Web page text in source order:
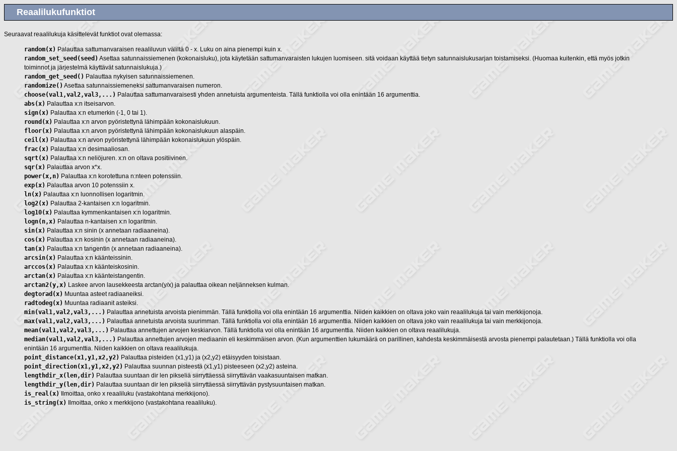
Reaalilukufunktiot
Seuraavat reaalilukuja käsittelevät funktiot ovat olemassa:
random(x) Palauttaa sattumanvaraisen reaaliluvun väliltä 0 - x. Luku on aina pienempi kuin x.
random_set_seed(seed) Asettaa satunnaissiemenen (kokonaisluku), jota käytetään sattumanvaraisten lukujen luomiseen. sitä voidaan käyttää tietyn satunnaislukusarjan toistamiseksi. (Huomaa kuitenkin, että myös jotkin
toiminnot ja järjestelmä käyttävät satunnaislukuja.)
random_get_seed() Palauttaa nykyisen satunnaissiemenen.
randomize() Asettaa satunnaissiemeneksi sattumanvaraisen numeron.
choose(val1,val2,val3,...) Palauttaa sattumanvaraisesti yhden annetuista argumenteista. Tällä funktiolla voi olla enintään 16 argumenttia.
abs(x) Palauttaa x:n itseisarvon.
sign(x) Palauttaa x:n etumerkin (-1, 0 tai 1).
round(x) Palauttaa x:n arvon pyöristettynä lähimpään kokonaislukuun.
floor(x) Palauttaa x:n arvon pyöristettynä lähimpään kokonaislukuun alaspäin.
ceil(x) Palauttaa x:n arvon pyöristettynä lähimpään kokonaislukuun ylöspäin.
frac(x) Palauttaa x:n desimaaliosan.
sqrt(x) Palauttaa x:n neliöjuren. x:n on oltava positiivinen.
sqr(x) Palauttaa arvon x*x.
power(x,n) Palauttaa x:n korotettuna n:nteen potenssiin.
exp(x) Palauttaa arvon 10 potenssiin x.
ln(x) Palauttaa x:n luonnollisen logaritmin.
log2(x) Palauttaa 2-kantaisen x:n logaritmin.
log10(x) Palauttaa kymmenkantaisen x:n logaritmin.
logn(n,x) Palauttaa n-kantaisen x:n logaritmin.
sin(x) Palauttaa x:n sinin (x annetaan radiaaneina).
cos(x) Palauttaa x:n kosinin (x annetaan radiaaneina).
tan(x) Palauttaa x:n tangentin (x annetaan radiaaneina).
arcsin(x) Palauttaa x:n käänteissinin.
arccos(x) Palauttaa x:n käänteiskosinin.
arctan(x) Palauttaa x:n käänteistangentin.
arctan2(y,x) Laskee arvon lausekkeesta arctan(y/x) ja palauttaa oikean neljänneksen kulman.
degtorad(x) Muuntaa asteet radiaaneiksi.
radtodeg(x) Muuntaa radiaanit asteiksi.
min(val1,val2,val3,...) Palauttaa annetuista arvoista pienimmän. Tällä funktiolla voi olla enintään 16 argumenttia. Niiden kaikkien on oltava joko vain reaalilukuja tai vain merkkijonoja.
max(val1,val2,val3,...) Palauttaa annetuista arvoista suurimman. Tällä funktiolla voi olla enintään 16 argumenttia. Niiden kaikkien on oltava joko vain reaalilukuja tai vain merkkijonoja.
mean(val1,val2,val3,...) Palauttaa annettujen arvojen keskiarvon. Tällä funktiolla voi olla enintään 16 argumenttia. Niiden kaikkien on oltava reaalilukuja.
median(val1,val2,val3,...) Palauttaa annettujen arvojen mediaanin eli keskimmäisen arvon. (Kun argumenttien lukumäärä on parillinen, kahdesta keskimmäisestä arvosta pienempi palautetaan.) Tällä funktiolla voi olla
enintään 16 argumenttia. Niiden kaikkien on oltava reaalilukuja.
point_distance(x1,y1,x2,y2) Palauttaa pisteiden (x1,y1) ja (x2,y2) etäisyyden toisistaan.
point_direction(x1,y1,x2,y2) Palauttaa suunnan pisteestä (x1,y1) pisteeseen (x2,y2) asteina.
lengthdir_x(len,dir) Palauttaa suuntaan dir len pikseliä siirryttäessä siirryttävän vaakasuuntaisen matkan.
lengthdir_y(len,dir) Palauttaa suuntaan dir len pikseliä siirryttäessä siirryttävän pystysuuntaisen matkan.
is_real(x)
Ilmoittaa, onko x reaaliluku (vastakohtana merkkijono).
is_string(x)
Ilmoittaa, onko x merkkijono (vastakohtana reaaliluku).